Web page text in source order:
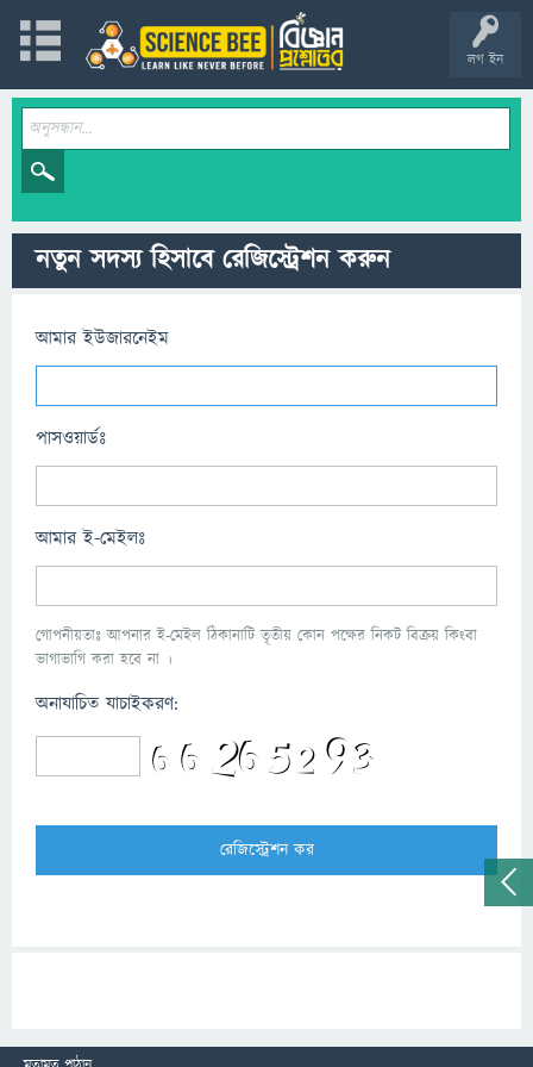
লগ ইন
নতুন সদস্য হিসাবে রেজিস্ট্রেশন করুন
আমার ইউজারনেইম
পাসওয়ার্ডঃ
আমার ই-মেইলঃ
গোপনীয়তাঃ আপনার ই-মেইল ঠিকানাটি তৃতীয় কোন পক্ষের নিকট বিক্রয় কিংবা
ভাগাভাগি করা হবে না ।
অনাযাচিত যাচাইকরণ: